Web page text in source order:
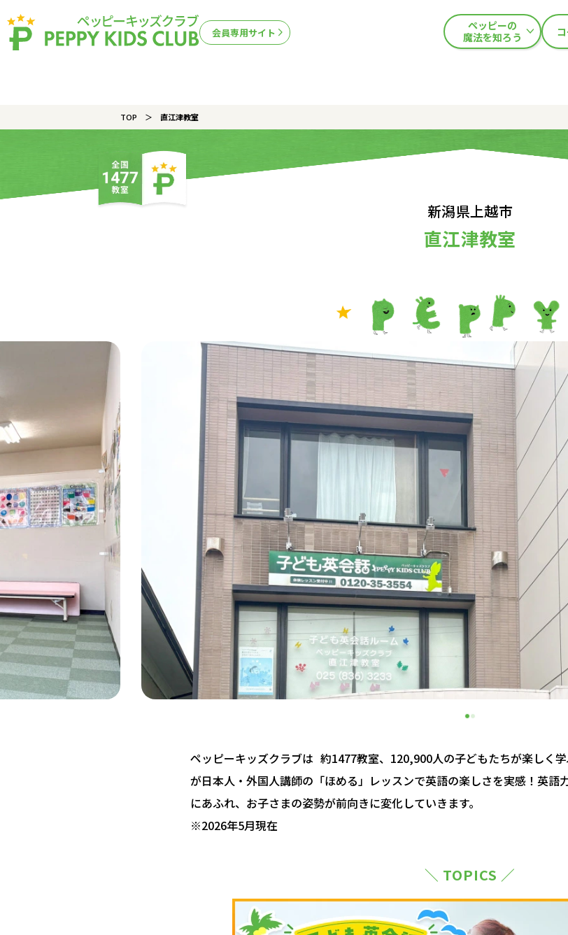
会員専用サイト
ペッピーの
魔法を知ろう
TOP 直江津教室
新潟県上越市
直江津教室
ペッピーキッズクラブは 約1477教室、120,900人の子どもたちが楽しく
が日本人・外国人講師の「ほめる」レッスンで英語の楽しさを実感！英語
にあふれ、お子さまの姿勢が前向きに変化していきます。
※2026年5月現在
＼ TOPICS ／